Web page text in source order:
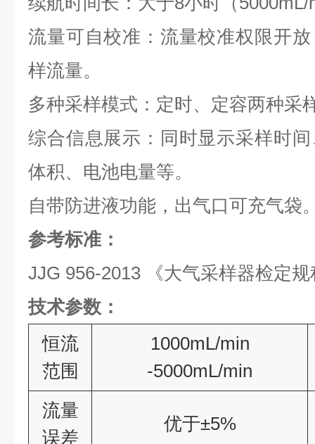
流量可自校准：流量校准权限开
样流量。
多种采样模式：定时、定容两种采
综合信息展示：同时显示采样时
体积、电池电量等。
自带防进液功能，出气口可充气袋
参考标准：
JJG 956-2013 《大气采样器检定规
技术参数：
恒流
范围
1000mL/min
-5000mL/min
流量
误差
优于±5%